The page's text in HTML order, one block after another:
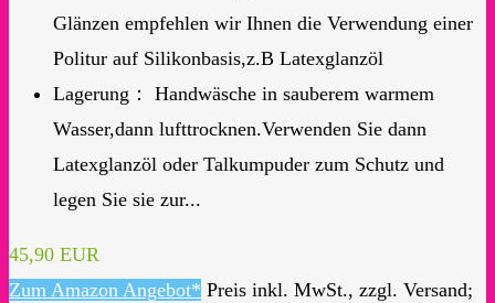
Glänzen empfehlen wir Ihnen die Verwendung einer
Politur auf Silikonbasis,z.B Latexglanzöl
Lagerung： Handwäsche in sauberem warmem
Wasser,dann lufttrocknen.Verwenden Sie dann
Latexglanzöl oder Talkumpuder zum Schutz und
legen Sie sie zur...
45,90 EUR
Zum Amazon Angebot* Preis inkl. MwSt., zzgl. Versand;